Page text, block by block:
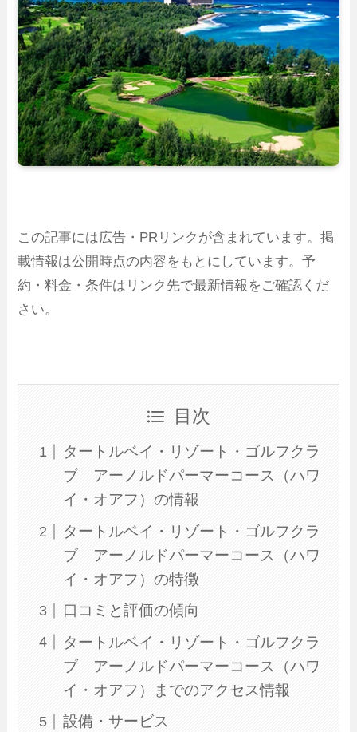
この記事には広告・PRリンクが含まれています。掲
載情報は公開時点の内容をもとにしています。予
約・料金・条件はリンク先で最新情報をご確認くだ
さい。
目次
タートルベイ・リゾート・ゴルフクラ
ブ アーノルドパーマーコース（ハワ
イ・オアフ）の情報
タートルベイ・リゾート・ゴルフクラ
ブ アーノルドパーマーコース（ハワ
イ・オアフ）の特徴
口コミと評価の傾向
タートルベイ・リゾート・ゴルフクラ
ブ アーノルドパーマーコース（ハワ
イ・オアフ）までのアクセス情報
設備・サービス